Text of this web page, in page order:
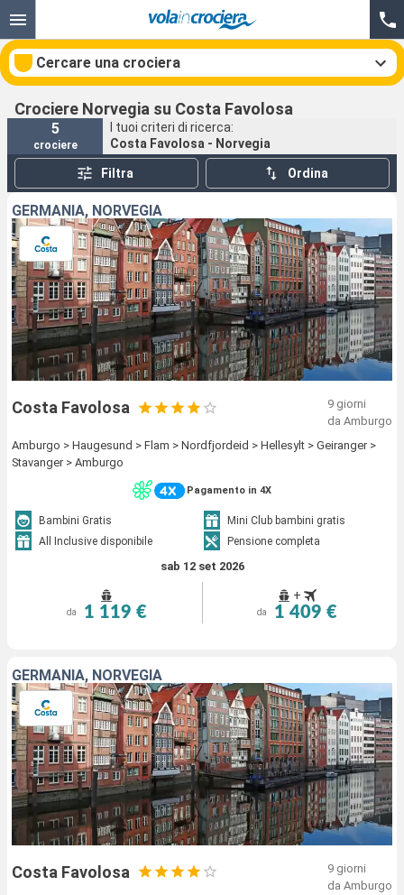
Cercare una crociera
Le nostre destinazioni
Mesi di partenza
Porti Compagnie
Ricerca
Crociere Norvegia su Costa Favolosa
5
crociere
I tuoi criteri di ricerca:
Costa Favolosa - Norvegia
Filtra Ordina
GERMANIA, NORVEGIA
Costa Favolosa
9 giorni
da Amburgo
Amburgo > Haugesund > Flam > Nordfjordeid > Hellesylt > Geiranger >
Stavanger > Amburgo
Pagamento in 4X
Bambini Gratis
Mini Club bambini gratis
All Inclusive disponibile
Pensione completa
sab 12 set 2026
da 1 119 €
+
da 1 409 €
GERMANIA, NORVEGIA
Costa Favolosa
9 giorni
da Amburgo